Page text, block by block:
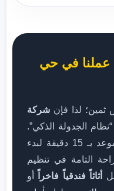
عملنا في حي
لذا فإن شركة
“نظام الجدولة الذكي”.
فريقنا يصل إلى الموقع قبل الموعد بـ 15 دقيقة لبدء
التامة في تنظيم
أثاثاً فندقياً فاخراً
أو